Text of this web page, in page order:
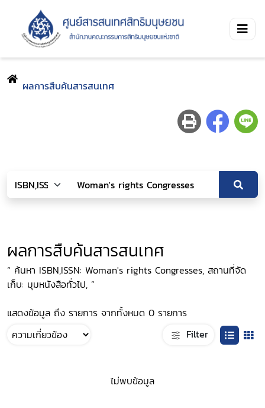
ผลการสืบค้นสารสนเทศ
ผลการสืบค้นสารสนเทศ
“ ค้นหา ISBN,ISSN: Woman's rights Congresses, สถานที่จัด
เก็บ: มุมหนังสือทั่วไป, ”
แสดงข้อมูล ถึง รายการ จากทั้งหมด 0 รายการ
Filter
ไม่พบข้อมูล